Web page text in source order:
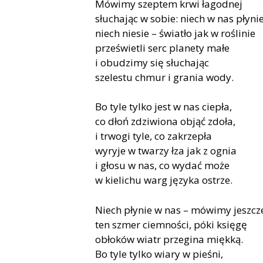
Mó­wi­my szep­tem krwi ła­god­nej
słu­cha­jąc w so­bie: niech w nas
niech nie­sie – świa­tło jak w ro­śli­nie
prze­świe­tli serc pla­ne­ty małe
i obu­dzi­my się słu­cha­jąc
sze­le­stu chmur i gra­nia wody.
Bo tyle tyl­ko jest w nas cie­pła,
co dłoń zdzi­wio­na ob­jąć zdo­ła,
i trwo­gi tyle, co za­krze­pła
wy­ry­je w twa­rzy łza jak z ognia
i gło­su w nas, co wy­dać może
w kie­li­chu warg ję­zy­ka ostrze.
Niech pły­nie w nas – mó­wi­my
ten szmer ciem­no­ści, póki księ­gę
ob­ło­ków wiatr prze­gi­na mięk­ką.
Bo tyle tyl­ko wia­ry w pie­śni,